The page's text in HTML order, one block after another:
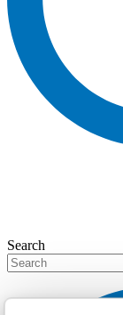
Search